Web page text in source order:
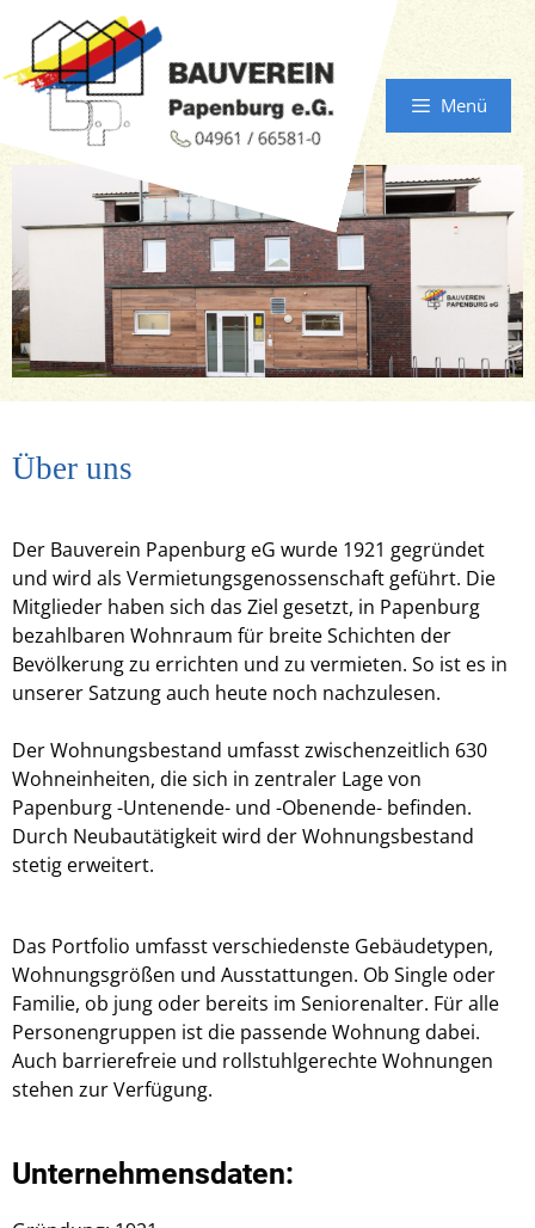
Menü
Über uns
Der Bauverein Papenburg eG wurde 1921 gegründet
und wird als Vermietungsgenossenschaft geführt. Die
Mitglieder haben sich das Ziel gesetzt, in Papenburg
bezahlbaren Wohnraum für breite Schichten der
Bevölkerung zu errichten und zu vermieten. So ist es in
unserer Satzung auch heute noch nachzulesen.
Der Wohnungsbestand umfasst zwischenzeitlich 630
Wohneinheiten, die sich in zentraler Lage von
Papenburg -Untenende- und -Obenende- befinden.
Durch Neubautätigkeit wird der Wohnungsbestand
stetig erweitert.
Das Portfolio umfasst verschiedenste Gebäudetypen,
Wohnungsgrößen und Ausstattungen. Ob Single oder
Familie, ob jung oder bereits im Seniorenalter. Für alle
Personengruppen ist die passende Wohnung dabei.
Auch barrierefreie und rollstuhlgerechte Wohnungen
stehen zur Verfügung.
Unternehmensdaten: